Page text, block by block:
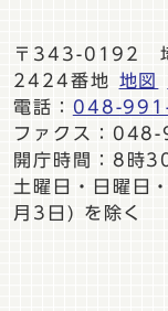
〒343-0192 埼
2424番地
地図
電話： 048-
ファクス：
開庁時間：8時
土曜日・日曜日
月3日) を除く